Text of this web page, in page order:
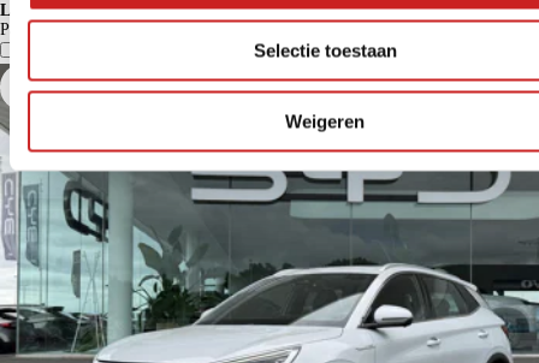
Selectie toestaan
Weigeren
Lease p/m vanaf
Particulier